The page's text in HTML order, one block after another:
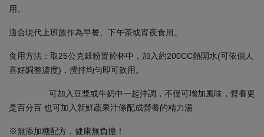
用。
適合現代上班族作為早餐、下午茶或宵夜食用。
食用方法：取25公克穀粉置於杯中，加入約200CC熱開水(可依個人
喜好調整濃度)，攪拌均勻即可飲用。
可加入豆漿或牛奶中一起沖調，不僅可增加風味，營養更
是百分百 也可加入新鮮蔬果汁條配成營養的精力湯
※無添加糖配方，健康無負擔！